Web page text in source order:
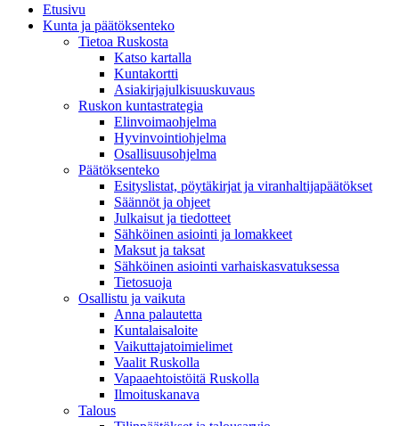
Etusivu
Kunta ja päätöksenteko
Tietoa Ruskosta
Katso kartalla
Kuntakortti
Asiakirjajulkisuuskuvaus
Ruskon kuntastrategia
Elinvoimaohjelma
Hyvinvointiohjelma
Osallisuusohjelma
Päätöksenteko
Esityslistat, pöytäkirjat ja viranhaltijapäätökset
Säännöt ja ohjeet
Julkaisut ja tiedotteet
Sähköinen asiointi ja lomakkeet
Maksut ja taksat
Sähköinen asiointi varhaiskasvatuksessa
Tietosuoja
Osallistu ja vaikuta
Anna palautetta
Kuntalaisaloite
Vaikuttajatoimielimet
Vaalit Ruskolla
Vapaaehtoistöitä Ruskolla
Ilmoituskanava
Talous